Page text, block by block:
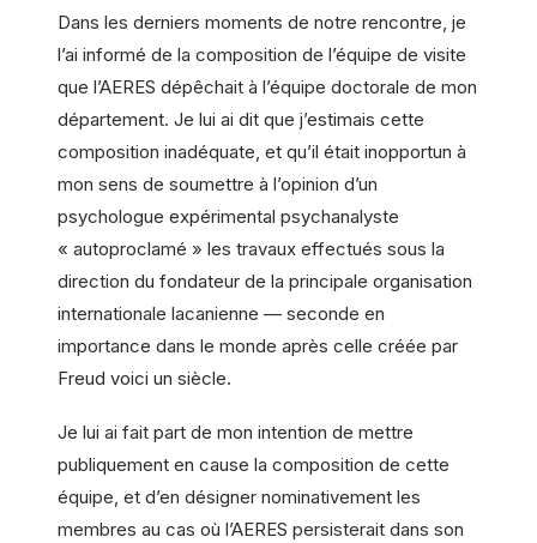
Dans les derniers moments de notre rencontre, je
l’ai informé de la composition de l’équipe de visite
que l’AERES dépêchait à l’équipe doctorale de mon
département. Je lui ai dit que j’estimais cette
composition inadéquate, et qu’il était inopportun à
mon sens de soumettre à l’opinion d’un
psychologue expérimental psychanalyste
« autoproclamé » les travaux effectués sous la
direction du fondateur de la principale organisation
internationale lacanienne — seconde en
importance dans le monde après celle créée par
Freud voici un siècle.
Je lui ai fait part de mon intention de mettre
publiquement en cause la composition de cette
équipe, et d’en désigner nominativement les
membres au cas où l’AERES persisterait dans son